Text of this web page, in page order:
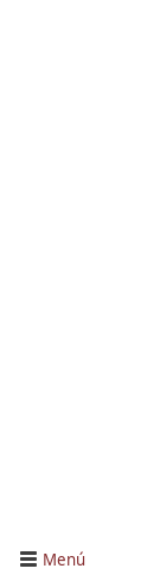
Menú